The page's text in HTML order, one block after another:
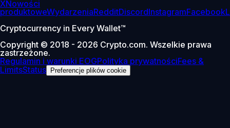
XNowości
produktoweWydarzeniaRedditDiscordInstagramFacebook
Cryptocurrency in Every Wallet™
Copyright © 2018 - 2026 Crypto.com. Wszelkie prawa
zastrzeżone.
Regulamin i warunki EOGPolityka prywatnościFees &
LimitsStatus Preferencje plików cookie